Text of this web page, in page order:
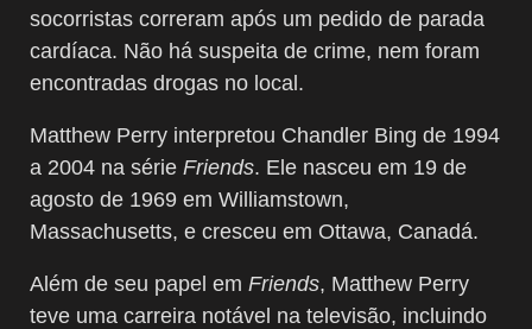
socorristas correram após um pedido de parada
cardíaca. Não há suspeita de crime, nem foram
encontradas drogas no local.
Matthew Perry interpretou Chandler Bing de 1994
a 2004 na série Friends. Ele nasceu em 19 de
agosto de 1969 em Williamstown,
Massachusetts, e cresceu em Ottawa, Canadá.
Além de seu papel em Friends, Matthew Perry
teve uma carreira notável na televisão, incluindo